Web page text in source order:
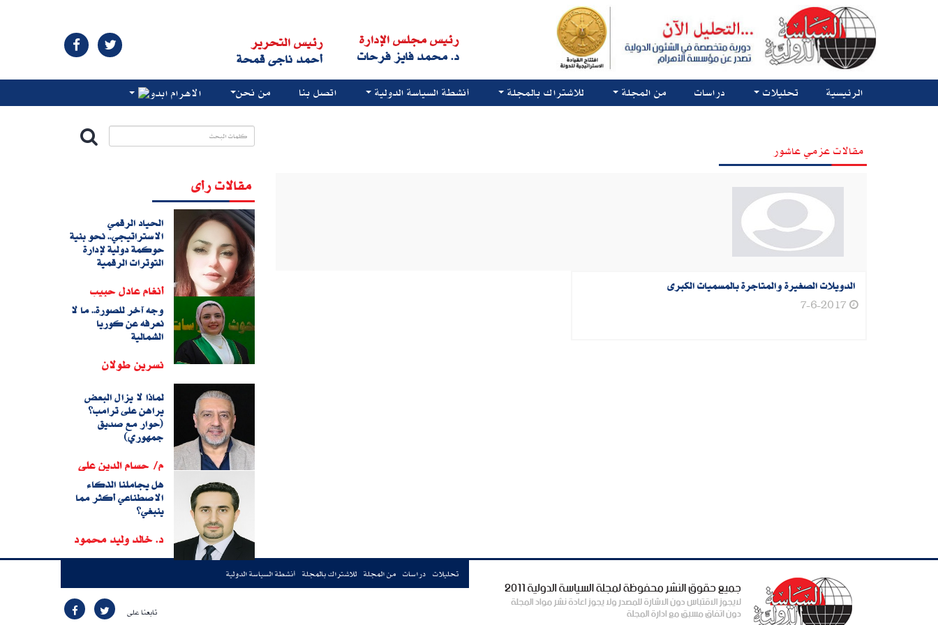
رئيس مجلس الإدارة
د. محمد فايز فرحات
رئيس التحرير
أحمد ناجى قمحة
الرئيسية تحليلات دراسات من المجلة للاشتراك بالمجلة أنشطة السياسة الدولية اتصل بنا من نحن الاهرام ابدو
مقالات عزمي عاشور
الدويلات الصغيرة والمتاجرة بالمسميات الكبرى
7-6-2017
مقالات رأى
الحياد الرقمي
الاستراتيجي.. نحو بنية
حوكمة دولية لإدارة
التوترات الرقمية
أنغام عادل حبيب
وجه آخر للصورة.. ما لا
نعرفه عن كوريا
الشمالية
نسرين طولان
لماذا لا يزال البعض
يراهن على ترامب؟
(حوار مع صديق
جمهوري)
م/ حسام الدين على
هل يجاملنا الذكاء
الاصطناعي أكثر مما
ينبغي؟
د. خالد وليد محمود
تحليلات دراسات من المجلة للاشتراك بالمجلة أنشطة السياسة الدولية
تابعنا على